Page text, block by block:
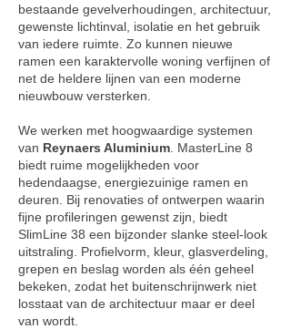
bestaande gevelverhoudingen, architectuur,
gewenste lichtinval, isolatie en het gebruik
van iedere ruimte. Zo kunnen nieuwe
ramen een karaktervolle woning verfijnen of
net de heldere lijnen van een moderne
nieuwbouw versterken.
We werken met hoogwaardige systemen
van Reynaers Aluminium . MasterLine 8
biedt ruime mogelijkheden voor
hedendaagse, energiezuinige ramen en
deuren. Bij renovaties of ontwerpen waarin
fijne profileringen gewenst zijn, biedt
SlimLine 38 een bijzonder slanke steel-look
uitstraling. Profielvorm, kleur, glasverdeling,
grepen en beslag worden als één geheel
bekeken, zodat het buitenschrijnwerk niet
losstaat van de architectuur maar er deel
van wordt.